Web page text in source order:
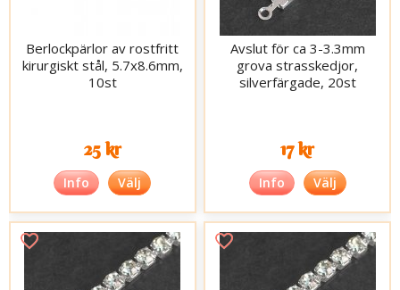
Berlockpärlor av rostfritt
kirurgiskt stål, 5.7x8.6mm,
10st
25 kr
Info Välj
Avslut för ca 3-3.3mm
grova strasskedjor,
silverfärgade, 20st
17 kr
Info Välj